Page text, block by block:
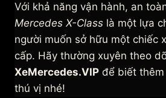
Với khả năng vận hành, an
Mercedes X-Class là một lựa
người muốn sở hữu một chiếc
cấp. Hãy thường xuyên theo
XeMercedes.VIP để biết
thú vị nhé!